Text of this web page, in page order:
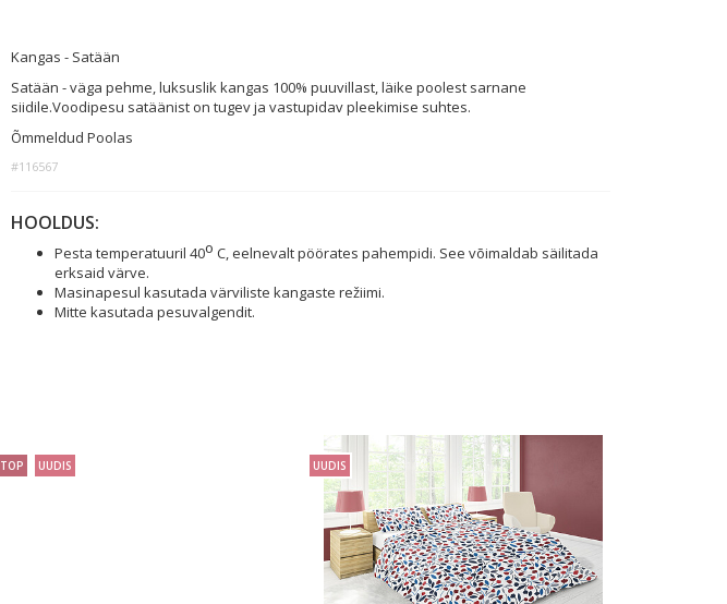
Kangas - Satään
Satään - väga pehme, luksuslik kangas 100% puuvillast, läike poolest sarnane
siidile.Voodipesu satäänist on tugev ja vastupidav pleekimise suhtes.
Õmmeldud Poolas
#116567
HOOLDUS:
Pesta temperatuuril 40o C, eelnevalt pöörates pahempidi. See võimaldab säilitada
erksaid värve.
Masinapesul kasutada värviliste kangaste režiimi.
Mitte kasutada pesuvalgendit.
TOP UUDIS UUDIS